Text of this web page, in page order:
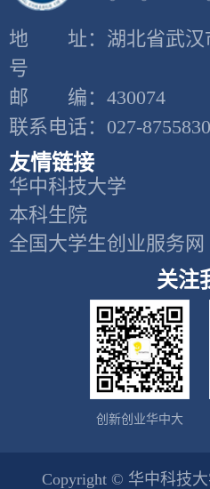
地 址：湖北省武汉
号
邮 编：430074
联系电话：027-
友情链接
华中科技大学
本科生院
全国大学生创业服务网
关注
创新创业华中大
Copyright © 华中科技